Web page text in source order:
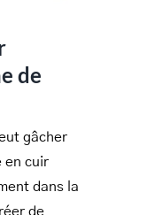
de
gâcher
en cuir
dans la
de